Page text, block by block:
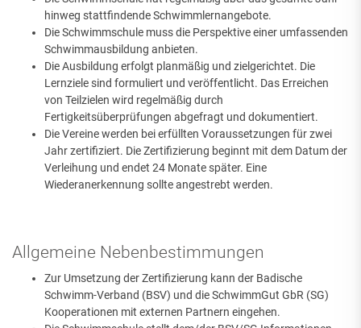
hinweg stattfindende Schwimmlernangebote.
Die Schwimmschule muss die Perspektive einer umfassenden
Schwimmausbildung anbieten.
Die Ausbildung erfolgt planmäßig und zielgerichtet. Die
Lernziele sind formuliert und veröffentlicht. Das Erreichen
von Teilzielen wird regelmäßig durch
Fertigkeitsüberprüfungen abgefragt und dokumentiert.
Die Vereine werden bei erfüllten Voraussetzungen für zwei
Jahr zertifiziert. Die Zertifizierung beginnt mit dem Datum der
Verleihung und endet 24 Monate später. Eine
Wiederanerkennung sollte angestrebt werden.
Allgemeine Nebenbestimmungen
Zur Umsetzung der Zertifizierung kann der Badische
Schwimm-Verband (BSV) und die SchwimmGut GbR (SG)
Kooperationen mit externen Partnern eingehen.